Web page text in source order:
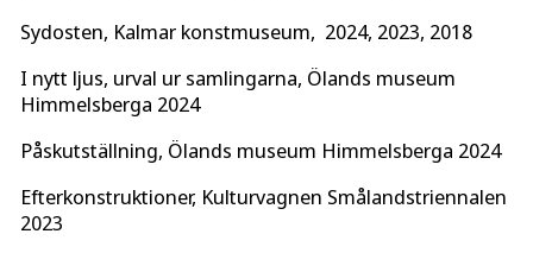
Sydosten, Kalmar konstmuseum, 2024, 2023, 2018
I nytt ljus, urval ur samlingarna, Ölands museum
Himmelsberga 2024
Påskutställning, Ölands museum Himmelsberga 2024
Efterkonstruktioner, Kulturvagnen Smålandstriennalen
2023